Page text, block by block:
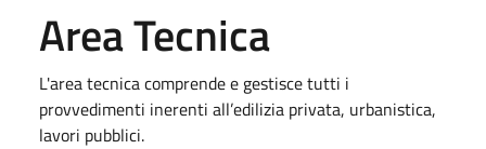
Area Tecnica
L'area tecnica comprende e gestisce tutti i
provvedimenti inerenti all’edilizia privata, urbanistica,
lavori pubblici.